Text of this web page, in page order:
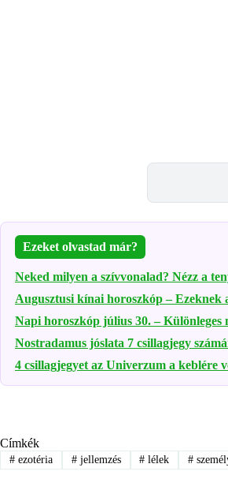
Ezeket olvastad már?
Neked milyen a szívvonalad? Nézz a
Augusztusi kínai horoszkóp – Ezeknek
Napi horoszkóp július 30. – Különleges
Nostradamus jóslata 7 csillagjegy
4 csillagjegyet az Univerzum a keblére
Címkék
#ezotéria #jellemzés # lélek #